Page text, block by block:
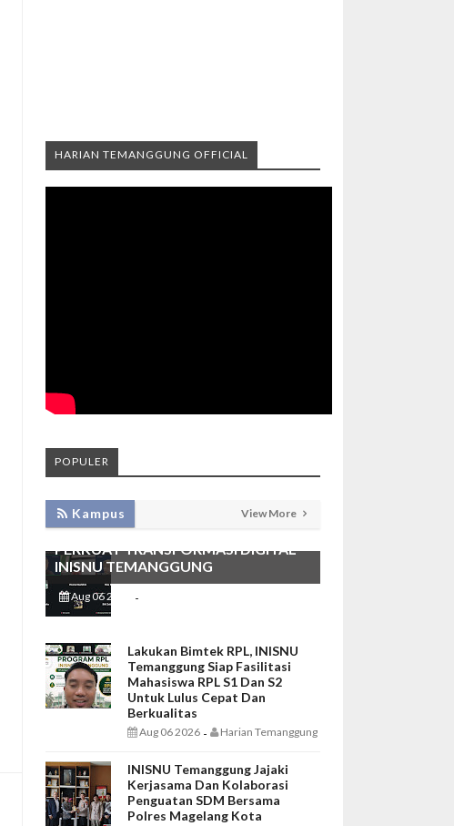
HARIAN TEMANGGUNG OFFICIAL
POPULER
Kampus View More
KEMBANGKAN SIM LAYANAN,
HADIRKAN TIM SEVIMA UNTUK
PERKUAT TRANSFORMASI DIGITAL
INISNU TEMANGGUNG
Aug 06 2026 -
Lakukan Bimtek RPL, INISNU
Temanggung Siap Fasilitasi
Mahasiswa RPL S1 Dan S2
Untuk Lulus Cepat Dan
Berkualitas
Aug 06 2026 - Harian Temanggung
INISNU Temanggung Jajaki
Kerjasama Dan Kolaborasi
Penguatan SDM Bersama
Polres Magelang Kota